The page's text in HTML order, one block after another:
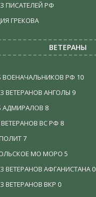
ПИСАТЕЛЕЙ РФ
ГРЕКОВА
ВЕТЕРАНЫ
ВОЕНАЧАЛЬНИКОВ РФ 10
ВЕТЕРАНОВ АНГОЛЫ 9
АДМИРАЛОВ 8
ВС РФ 8
7
МО МОРО 5
ВЕТЕРАНОВ АФГАНИСТАНА0
ВЕТЕРАНОВ ВКР 0